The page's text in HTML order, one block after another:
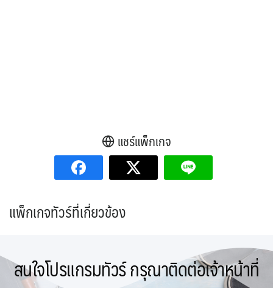
แชร์แพ็กเกจ
แพ็กเกจทัวร์ที่เกี่ยวข้อง
สนใจโปรแกรมทัวร์ กรุณาติดต่อเจ้าหน้าที่